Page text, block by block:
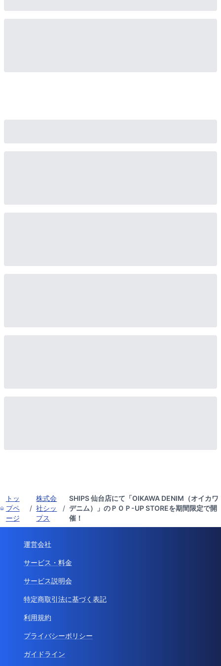
トッ
プペ
ージ
/
株式会
社シッ
プス
/
SHIPS 仙台店にて「OIKAWA DENIM（オイカワ
デニム）」のＰＯＰ-UP STOREを期間限定で開
催！
運営会社
サービス・料金
サービス説明会
特定商取引法に基づく表記
利用規約
プライバシーポリシー
ガイドライン